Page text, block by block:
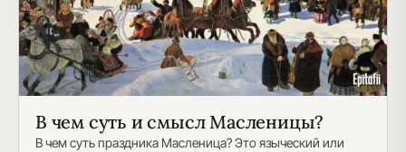
В чем суть и смысл Масленицы?
В чем суть праздника Масленица? Это языческий или